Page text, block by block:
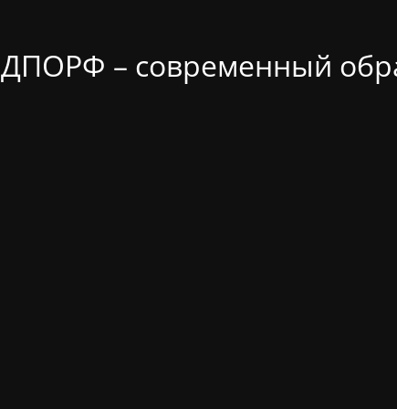
ДПОРФ – современный